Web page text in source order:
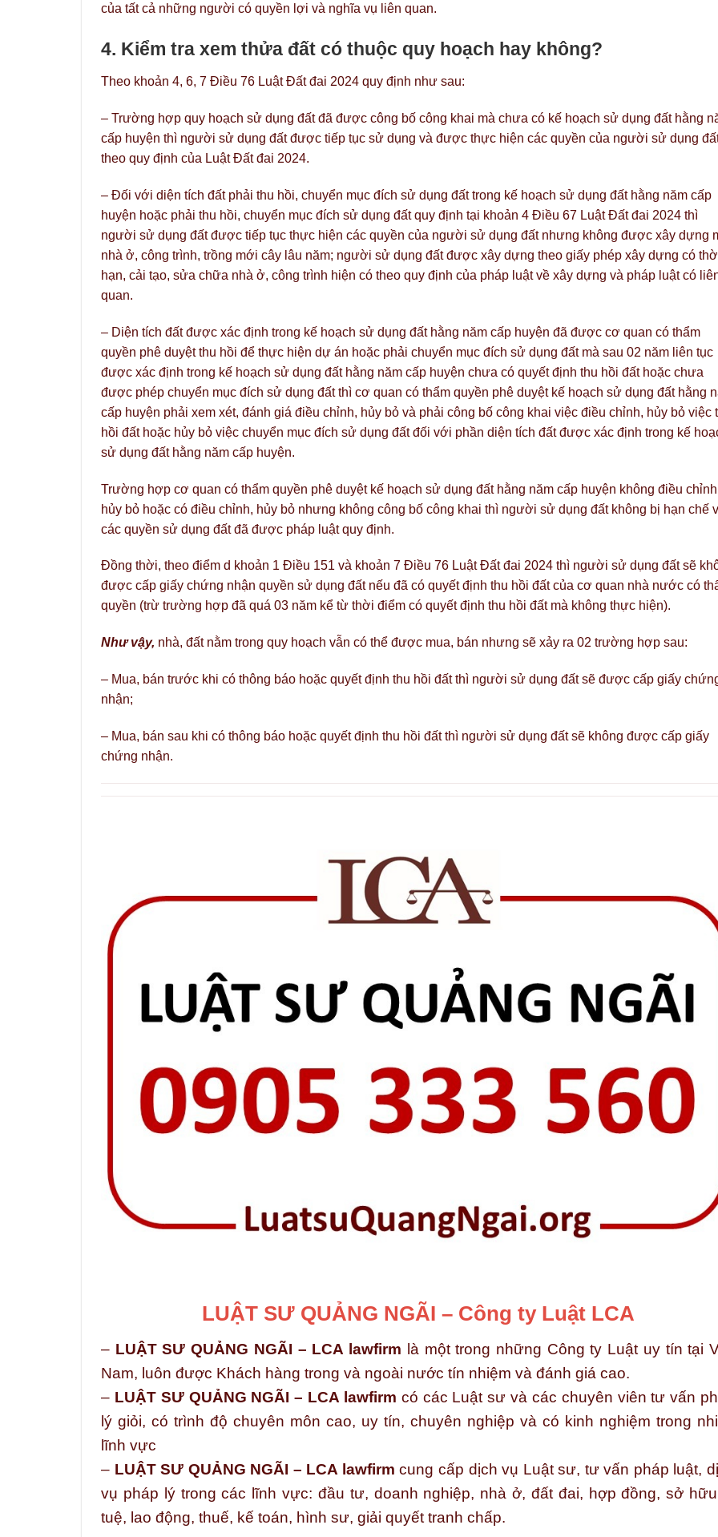
của tất cả những người có quyền lợi và nghĩa vụ liên quan.
4. Kiểm tra xem thửa đất có thuộc quy hoạch hay không?
Theo khoản 4, 6, 7 Điều 76 Luật Đất đai 2024 quy định như sau:
– Trường hợp quy hoạch sử dụng đất đã được công bố công khai mà chưa có kế hoạch sử dụng đất hằng
cấp huyện thì người sử dụng đất được tiếp tục sử dụng và được thực hiện các quyền của người sử dụng
theo quy định của Luật Đất đai 2024.
– Đối với diện tích đất phải thu hồi, chuyển mục đích sử dụng đất trong kế hoạch sử dụng đất hằng năm cấp
huyện hoặc phải thu hồi, chuyển mục đích sử dụng đất quy định tại khoản 4 Điều 67 Luật Đất đai 2024 thì
người sử dụng đất được tiếp tục thực hiện các quyền của người sử dụng đất nhưng không được xây dựng
nhà ở, công trình, trồng mới cây lâu năm; người sử dụng đất được xây dựng theo giấy phép xây dựng có
hạn, cải tạo, sửa chữa nhà ở, công trình hiện có theo quy định của pháp luật về xây dựng và pháp luật có
quan.
– Diện tích đất được xác định trong kế hoạch sử dụng đất hằng năm cấp huyện đã được cơ quan có thẩm
quyền phê duyệt thu hồi để thực hiện dự án hoặc phải chuyển mục đích sử dụng đất mà sau 02 năm liên tục
được xác định trong kế hoạch sử dụng đất hằng năm cấp huyện chưa có quyết định thu hồi đất hoặc chưa
được phép chuyển mục đích sử dụng đất thì cơ quan có thẩm quyền phê duyệt kế hoạch sử dụng đất hằng
cấp huyện phải xem xét, đánh giá điều chỉnh, hủy bỏ và phải công bố công khai việc điều chỉnh, hủy bỏ việc
hồi đất hoặc hủy bỏ việc chuyển mục đích sử dụng đất đối với phần diện tích đất được xác định trong kế
sử dụng đất hằng năm cấp huyện.
Trường hợp cơ quan có thẩm quyền phê duyệt kế hoạch sử dụng đất hằng năm cấp huyện không điều
hủy bỏ hoặc có điều chỉnh, hủy bỏ nhưng không công bố công khai thì người sử dụng đất không bị hạn chế
các quyền sử dụng đất đã được pháp luật quy định.
Đồng thời, theo điểm d khoản 1 Điều 151 và khoản 7 Điều 76 Luật Đất đai 2024 thì người sử dụng đất sẽ
được cấp giấy chứng nhận quyền sử dụng đất nếu đã có quyết định thu hồi đất của cơ quan nhà nước có
quyền (trừ trường hợp đã quá 03 năm kể từ thời điểm có quyết định thu hồi đất mà không thực hiện).
Như vậy, nhà, đất nằm trong quy hoạch vẫn có thể được mua, bán nhưng sẽ xảy ra 02 trường hợp sau:
– Mua, bán trước khi có thông báo hoặc quyết định thu hồi đất thì người sử dụng đất sẽ được cấp giấy
nhận;
– Mua, bán sau khi có thông báo hoặc quyết định thu hồi đất thì người sử dụng đất sẽ không được cấp giấy
chứng nhận.
LUẬT SƯ QUẢNG NGÃI – Công ty Luật LCA
– LUẬT SƯ QUẢNG NGÃI – LCA lawfirm là một trong những Công ty Luật uy tín tại
Nam, luôn được Khách hàng trong và ngoài nước tín nhiệm và đánh giá cao.
– LUẬT SƯ QUẢNG NGÃI – LCA lawfirm có các Luật sư và các chuyên viên tư vấn
lý giỏi, có trình độ chuyên môn cao, uy tín, chuyên nghiệp và có kinh nghiệm trong
lĩnh vực
– LUẬT SƯ QUẢNG NGÃI – LCA lawfirm cung cấp dịch vụ Luật sư, tư vấn pháp luật,
vụ pháp lý trong các lĩnh vực: đầu tư, doanh nghiệp, nhà ở, đất đai, hợp đồng, sở
tuệ, lao động, thuế, kế toán, hình sư, giải quyết tranh chấp.